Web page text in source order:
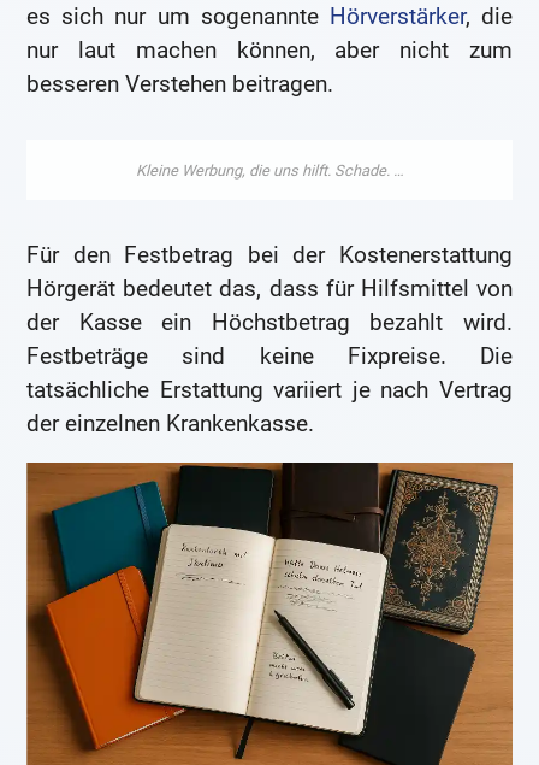
es sich nur um sogenannte Hörverstärker, die
nur laut machen können, aber nicht zum
besseren Verstehen beitragen.
Für den Festbetrag bei der Kostenerstattung
Hörgerät bedeutet das, dass für Hilfsmittel von
der Kasse ein Höchstbetrag bezahlt wird.
Festbeträge sind keine Fixpreise. Die
tatsächliche Erstattung variiert je nach Vertrag
der einzelnen Krankenkasse.